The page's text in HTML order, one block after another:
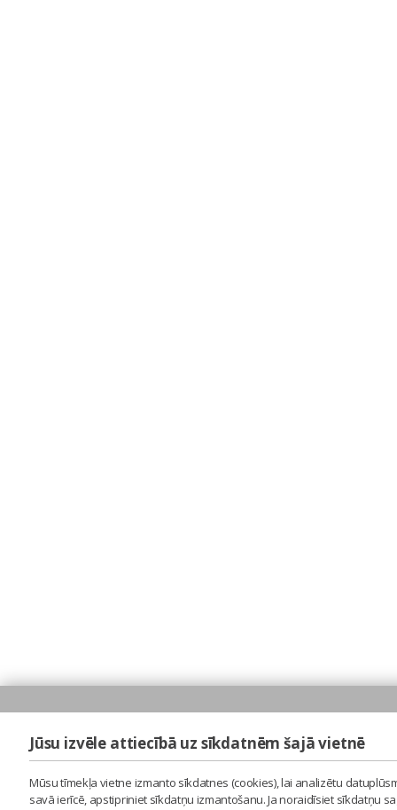
Jūsu izvēle attiecībā uz sīkdatnēm šajā vietnē
Mūsu tīmekļa vietne izmanto sīkdatnes (cookies), lai analizētu
savā ierīcē, apstipriniet sīkdatņu izmantošanu. Ja noraidīsiet sīkdatņu